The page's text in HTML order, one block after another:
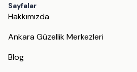
Sayfalar
Hakkımızda
Ankara Güzellik Merkezleri
Blog